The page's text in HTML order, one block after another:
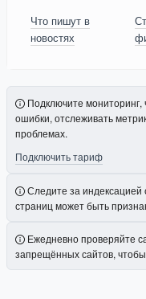
Что пишут в
новостях
Подключите мониторинг,
ошибки, отслеживать
проблемах.
Подключить тариф
Следите за
страниц может быть
Ежедневно проверяйте
запрещённых сайтов,